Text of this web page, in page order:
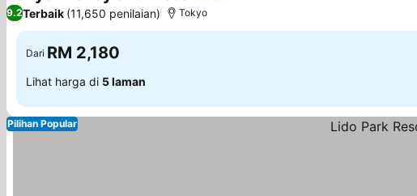
4 Bintang
9.2Terbaik (11,650 penilaian) Tokyo
Dari RM 2,180
Lihat harga di 5 laman
Pilihan Popular